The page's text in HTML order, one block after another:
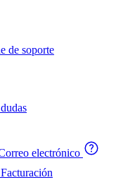
de soporte
electrónico
Facturación